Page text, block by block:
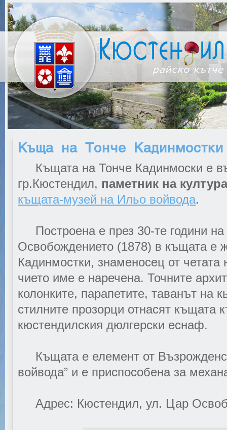
Къща на Тонче Кадинмостки
Къщата на Тонче Кадинмоски е
гр.Кюстендил, паметник на
къщата-музей на Ильо войвода.
Построена е през 30-те години
Освобождението (1878) в къщата е
Кадинмостки, знаменосец от
чието име е наречена. Точните
колонките, парапетите, таванът на
стилните прозорци отнасят къщата
кюстендилския дюлгерски еснаф.
Къщата е елемент от
войвода” и е приспособена за
Адрес: Кюстендил, ул. Цар